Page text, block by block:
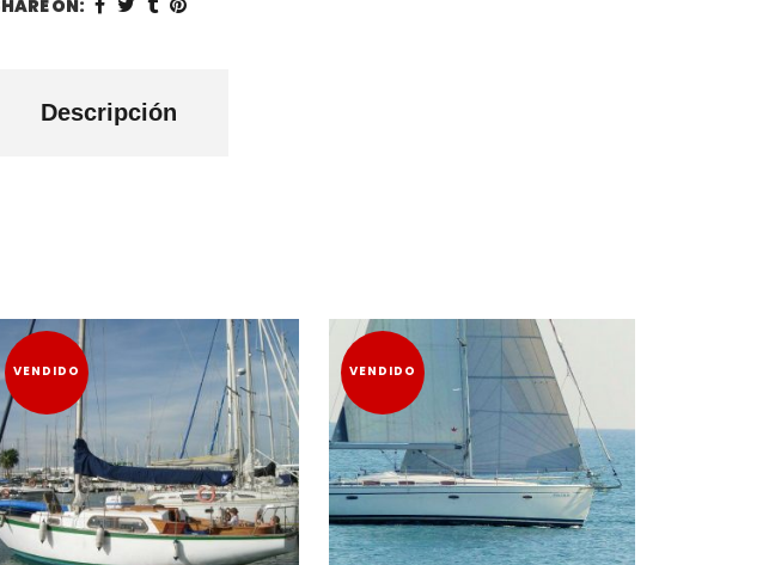
ON:
Descripción
VENDIDO VENDIDO